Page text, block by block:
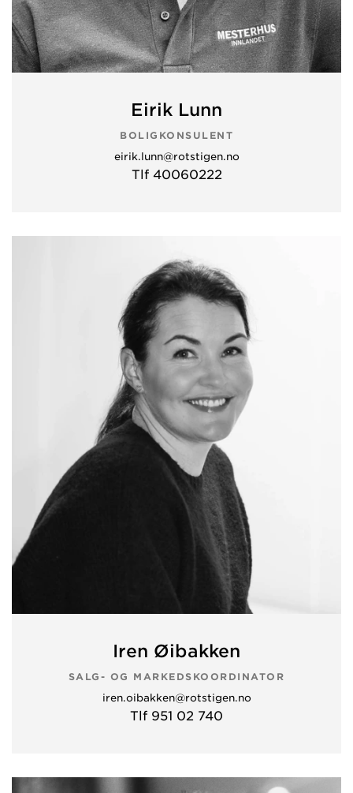
Eirik Lunn
BOLIGKONSULENT
eirik.lunn@rotstigen.no
Tlf 40060222
Iren Øibakken
SALG- OG MARKEDSKOORDINATOR
iren.oibakken@rotstigen.no
Tlf 951 02 740